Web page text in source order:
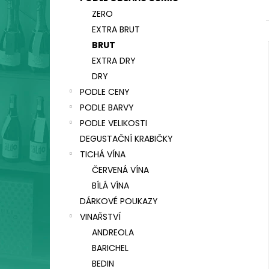
ZERO
EXTRA BRUT
BRUT
EXTRA DRY
DRY
PODLE CENY
PODLE BARVY
PODLE VELIKOSTI
DEGUSTAČNÍ KRABIČKY
TICHÁ VÍNA
ČERVENÁ VÍNA
BÍLÁ VÍNA
DÁRKOVÉ POUKAZY
VINAŘSTVÍ
ANDREOLA
BARICHEL
BEDIN
CA' SALINA SUI LIEVITI, VINO FRIZZANTE,
COL FONDO
330 Kč